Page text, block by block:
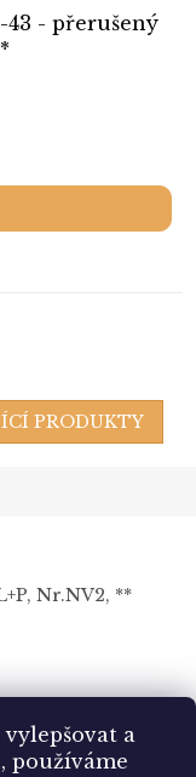
a
používáme
43 - přerušený
PRODUKTY
Nr.NV2, **